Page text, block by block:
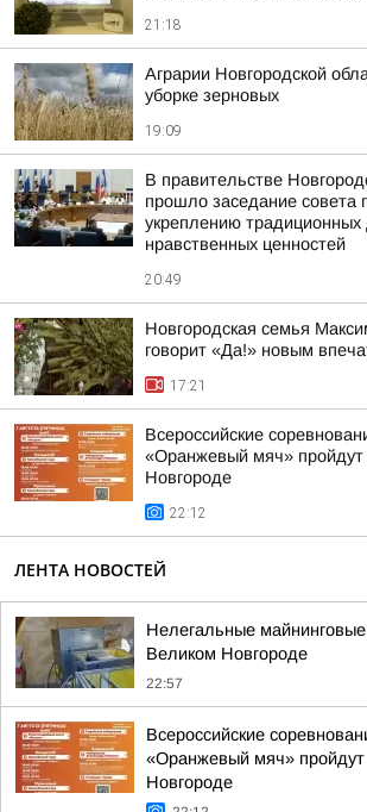
21:18
Аграрии Новгородской
уборке зерновых
19:09
В правительстве
прошло заседание совета
укреплению традиционных
нравственных ценностей
20:49
Новгородская семья
говорит «Да!» новым
17:21
Всероссийские
«Оранжевый мяч»
Новгороде
22:12
ЛЕНТА НОВОСТЕЙ
Нелегальные
Великом Новгороде
22:57
Всероссийские
«Оранжевый мяч»
Новгороде